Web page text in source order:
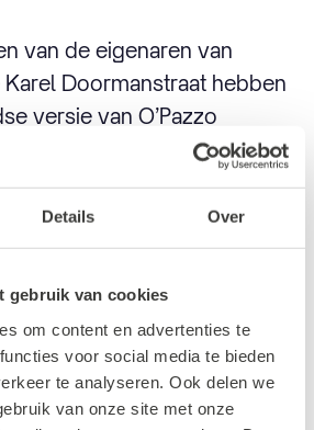
Details Over
gebruik van cookies
om content en advertenties te
voor social media te bieden
te analyseren. Ook delen we
van onze site met onze
van de eigenaren van
Karel Doormanstraat hebben
versie van O’Pazzo
we de authentieke
behouden, maar met
twist. Er komt ook een
op de ruit staat, en een